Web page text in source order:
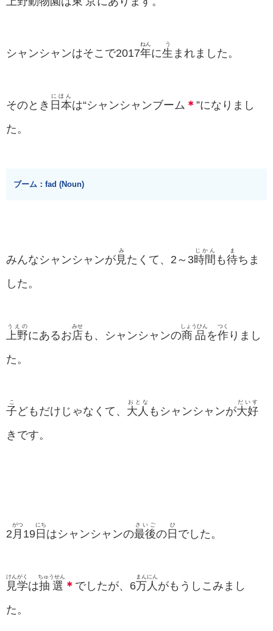
シャンシャンはそこで2017年
ねん
に生
う
まれました。
そのとき 日本
にほん
は“シャンシャンブーム ＊ ”になりまし
た。
ブーム：fad (Noun)
みんなシャンシャンが見
み
たくて、2～3時間
じかん
も待
ま
ちま
した。
上野
うえの
にあるお店
みせ
も、シャンシャンの商品
しょうひん
を作
つく
りまし
た。
子
こ
どもだけじゃなくて、 大人
おとな
もシャンシャンが大好
だいす
きです。
2 月
がつ
19 日
にち
はシャンシャンの最後
さいご
の 日
ひ
でした。
見学
けんがく
は抽選
ちゅうせん
＊ でしたが、6万人
まんにん
がもうしこみまし
た。